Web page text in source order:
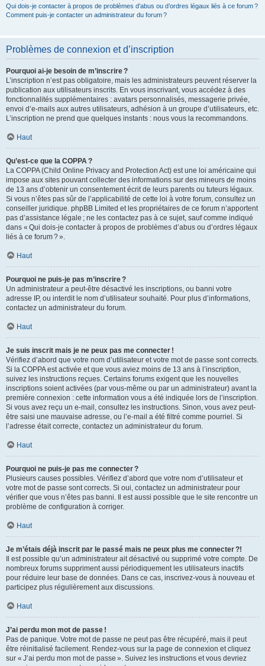
Qui dois-je contacter à propos de problèmes d’abus ou d’ordres légaux liés à ce forum ?
Comment puis-je contacter un administrateur du forum ?
Problèmes de connexion et d’inscription
Pourquoi ai-je besoin de m’inscrire ?
L’inscription n’est pas obligatoire, mais les administrateurs peuvent réserver la
publication aux utilisateurs inscrits. En vous inscrivant, vous accédez à des
fonctionnalités supplémentaires : avatars personnalisés, messagerie privée,
envoi d’e-mails aux autres utilisateurs, adhésion à un groupe d’utilisateurs, etc.
L’inscription ne prend que quelques instants : nous vous la recommandons.
Haut
Qu’est-ce que la COPPA ?
La COPPA (Child Online Privacy and Protection Act) est une loi américaine qui
impose aux sites pouvant collecter des informations sur des mineurs de moins
de 13 ans d’obtenir un consentement écrit de leurs parents ou tuteurs légaux.
Si vous n’êtes pas sûr de l’applicabilité de cette loi à votre forum, consultez un
conseiller juridique. phpBB Limited et les propriétaires de ce forum n’apportent
pas d’assistance légale ; ne les contactez pas à ce sujet, sauf comme indiqué
dans « Qui dois-je contacter à propos de problèmes d’abus ou d’ordres légaux
liés à ce forum ? ».
Haut
Pourquoi ne puis-je pas m’inscrire ?
Un administrateur a peut-être désactivé les inscriptions, ou banni votre
adresse IP, ou interdit le nom d’utilisateur souhaité. Pour plus d’informations,
contactez un administrateur du forum.
Haut
Je suis inscrit mais je ne peux pas me connecter !
Vérifiez d’abord que votre nom d’utilisateur et votre mot de passe sont corrects.
Si la COPPA est activée et que vous aviez moins de 13 ans à l’inscription,
suivez les instructions reçues. Certains forums exigent que les nouvelles
inscriptions soient activées (par vous-même ou par un administrateur) avant la
première connexion : cette information vous a été indiquée lors de l’inscription.
Si vous avez reçu un e-mail, consultez les instructions. Sinon, vous avez peut-
être saisi une mauvaise adresse, ou l’e-mail a été filtré comme pourriel. Si
l’adresse était correcte, contactez un administrateur du forum.
Haut
Pourquoi ne puis-je pas me connecter ?
Plusieurs causes possibles. Vérifiez d’abord que votre nom d’utilisateur et
votre mot de passe sont corrects. Si oui, contactez un administrateur pour
vérifier que vous n’êtes pas banni. Il est aussi possible que le site rencontre un
problème de configuration à corriger.
Haut
Je m’étais déjà inscrit par le passé mais ne peux plus me connecter ?!
Il est possible qu’un administrateur ait désactivé ou supprimé votre compte. De
nombreux forums suppriment aussi périodiquement les utilisateurs inactifs
pour réduire leur base de données. Dans ce cas, inscrivez-vous à nouveau et
participez plus régulièrement aux discussions.
Haut
J’ai perdu mon mot de passe !
Pas de panique. Votre mot de passe ne peut pas être récupéré, mais il peut
être réinitialisé facilement. Rendez-vous sur la page de connexion et cliquez
sur « J’ai perdu mon mot de passe ». Suivez les instructions et vous devriez